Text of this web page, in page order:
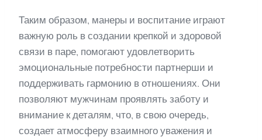
Таким образом, манеры и воспитание играют
важную роль в создании крепкой и здоровой
связи в паре, помогают удовлетворить
эмоциональные потребности партнерши и
поддерживать гармонию в отношениях. Они
позволяют мужчинам проявлять заботу и
внимание к деталям, что, в свою очередь,
создает атмосферу взаимного уважения и